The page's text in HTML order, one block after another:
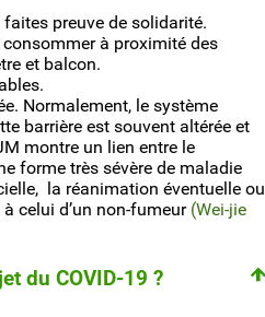
preuve de solidarité.
à proximité des
et balcon.
Normalement, le système
barrière est souvent altérée et
montre un lien entre le
forme très sévère de maladie
la réanimation éventuelle ou
celui d’un non-fumeur (Wei-jie
du COVID-19 ?